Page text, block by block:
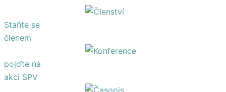
Staňte se
členem
pojďte na
akci SPV